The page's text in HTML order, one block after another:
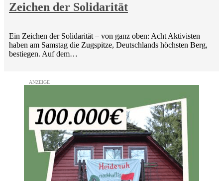
Zeichen der Solidarität
Ein Zeichen der Solidarität – von ganz oben: Acht Aktivisten
haben am Samstag die Zugspitze, Deutschlands höchsten Berg,
bestiegen. Auf dem…